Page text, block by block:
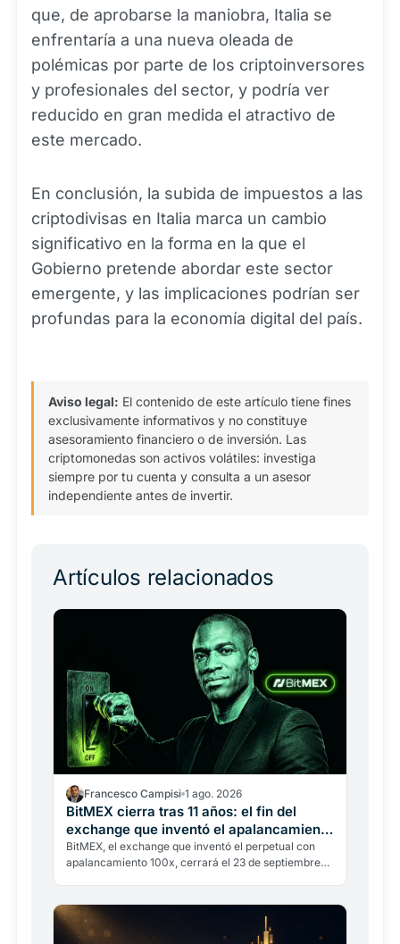
que, de aprobarse la maniobra, Italia se
enfrentaría a una nueva oleada de
polémicas por parte de los criptoinversores
y profesionales del sector, y podría ver
reducido en gran medida el atractivo de
este mercado.
En conclusión, la subida de impuestos a las
criptodivisas en Italia marca un cambio
significativo en la forma en la que el
Gobierno pretende abordar este sector
emergente, y las implicaciones podrían ser
profundas para la economía digital del país.
Aviso legal: El contenido de este artículo tiene fines
exclusivamente informativos y no constituye
asesoramiento financiero o de inversión. Las
criptomonedas son activos volátiles: investiga
siempre por tu cuenta y consulta a un asesor
independiente antes de invertir.
Artículos relacionados
Francesco Campisi 1 ago. 2026
BitMEX cierra tras 11 años: el fin del
exchange que inventó el apalancamiento
100x
BitMEX, el exchange que inventó el perpetual con
apalancamiento 100x, cerrará el 23 de septiembre